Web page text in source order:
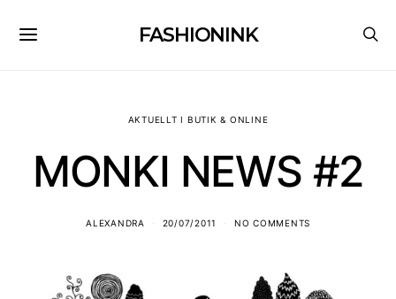
FASHIONINK
AKTUELLT I BUTIK & ONLINE
MONKI NEWS #2
ALEXANDRA 20/07/2011 NO COMMENTS